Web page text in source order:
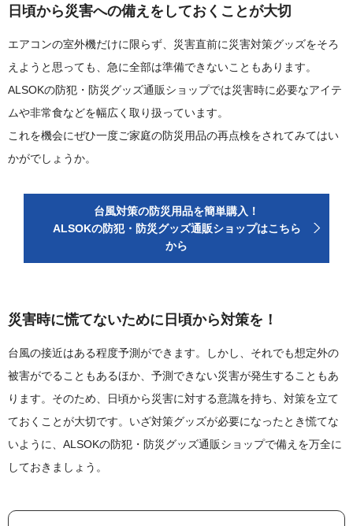
日頃から災害への備えをしておくことが大切
エアコンの室外機だけに限らず、災害直前に災害対策グッズをそろ
えようと思っても、急に全部は準備できないこともあります。
ALSOKの防犯・防災グッズ通販ショップでは災害時に必要なアイテ
ムや非常食などを幅広く取り扱っています。
これを機会にぜひ一度ご家庭の防災用品の再点検をされてみてはい
かがでしょうか。
台風対策の防災用品を簡単購入！
ALSOKの防犯・防災グッズ通販ショップはこちら
から
災害時に慌てないために日頃から対策を！
台風の接近はある程度予測ができます。しかし、それでも想定外の
被害がでることもあるほか、予測できない災害が発生することもあ
ります。そのため、日頃から災害に対する意識を持ち、対策を立て
ておくことが大切です。いざ対策グッズが必要になったとき慌てな
いように、ALSOKの防犯・防災グッズ通販ショップで備えを万全に
しておきましょう。